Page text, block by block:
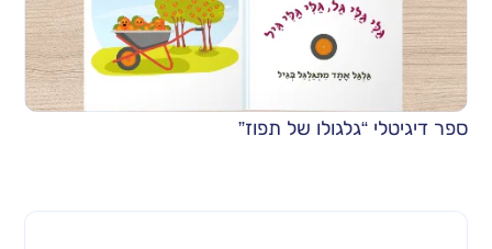
ספר דיגיטלי “גלגולו של תפוז”